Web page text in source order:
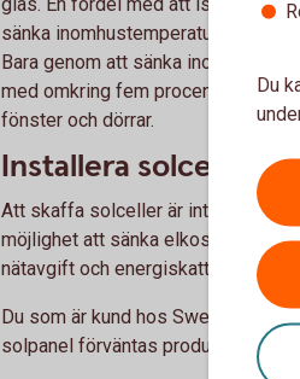
sänka inomhustemperaturen utan
Bara genom att sänka
med omkring fem procent. Du kan
fönster och dörrar.
Installera solceller
Att skaffa solceller är inte bara ett
möjlighet att sänka elkostnaderna.
nätavgift och energiskatt för den
Du som är kund hos Swedbank
solpanel förväntas producera el i
Du